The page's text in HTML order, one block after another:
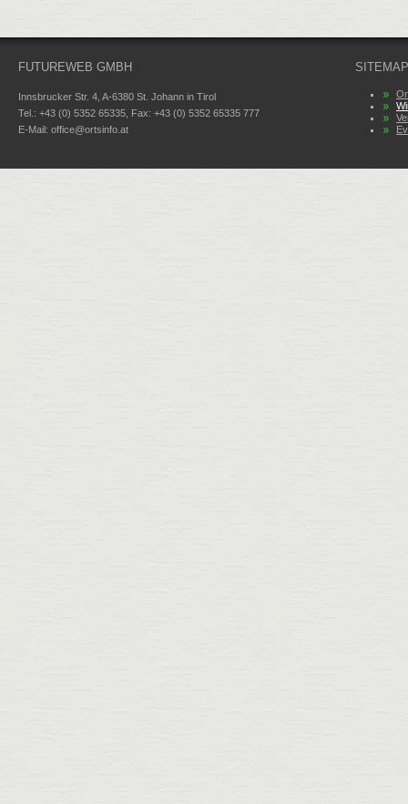
FUTUREWEB GMBH
Innsbrucker Str. 4, A-6380 St. Johann in Tirol
Tel.: +43 (0) 5352 65335, Fax: +43 (0) 5352 65335 777
E-Mail: office@ortsinfo.at
SITEMAP